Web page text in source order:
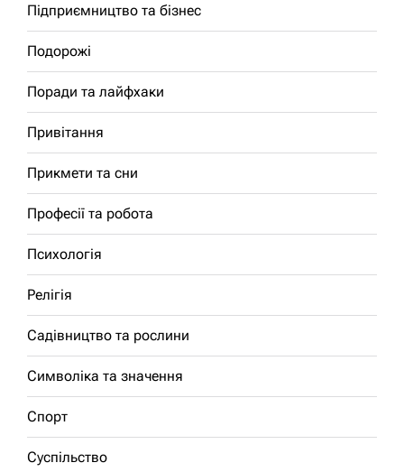
Підприємництво та бізнес
Подорожі
Поради та лайфхаки
Привітання
Прикмети та сни
Професії та робота
Психологія
Релігія
Садівництво та рослини
Символіка та значення
Спорт
Суспільство